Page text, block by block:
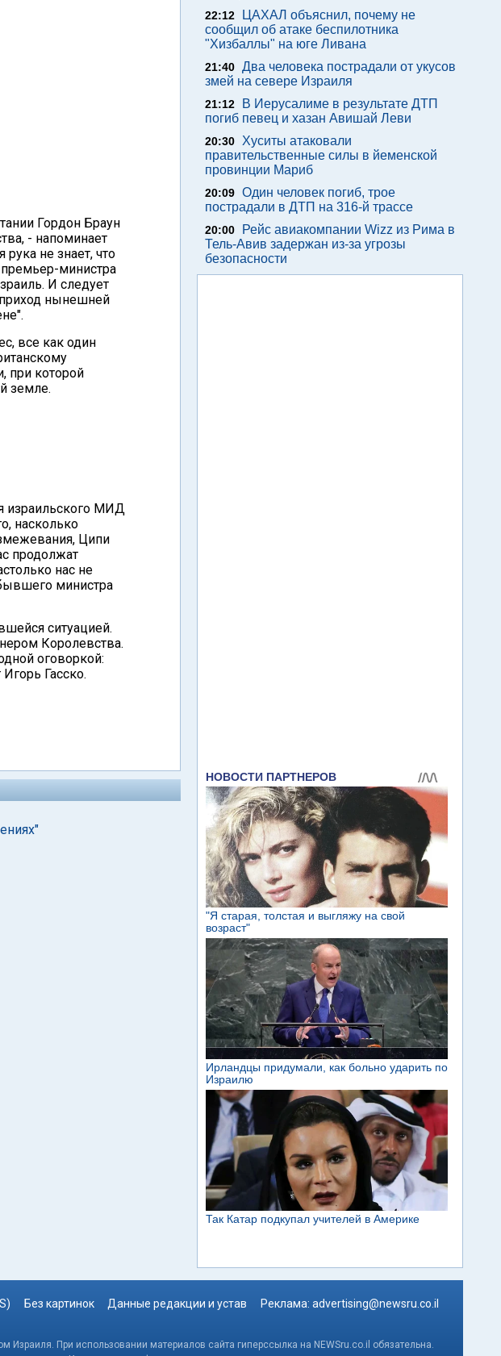
Гордон Браун
- напоминает
не знает, что
премьер-министра
И следует
приход нынешней
все как один
при которой
земле.
израильского МИД
насколько
Ципи
продолжат
нас не
министра
ситуацией.
Королевства.
оговоркой:
Гасско.
22:12
ЦАХАЛ объяснил, почему не
сообщил об атаке беспилотника
"Хизбаллы" на юге Ливана
21:40 Два человека пострадали от укусов
змей на севере Израиля
21:12
В Иерусалиме в результате ДТП
погиб певец и хазан Авишай Леви
20:30
Хуситы атаковали
правительственные силы в йеменской
провинции Мариб
20:09 Один человек погиб, трое
пострадали в ДТП на 316-й трассе
20:00
Рейс авиакомпании Wizz из Рима в
Тель-Авив задержан из-за угрозы
безопасности
Без картинок Данные редакции и устав Реклама: advertising@newsru.co.il
Израиля. При использовании материалов сайта гиперссылка на NEWSru.co.il обязательна.